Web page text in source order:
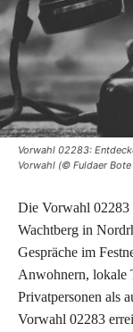
Vorwahl 02283:
Vorwahl (© Fuldaer
Die Vorwahl 02283
Wachtberg in
Gespräche im
Anwohnern, lokale
Privatpersonen als
Vorwahl 02283